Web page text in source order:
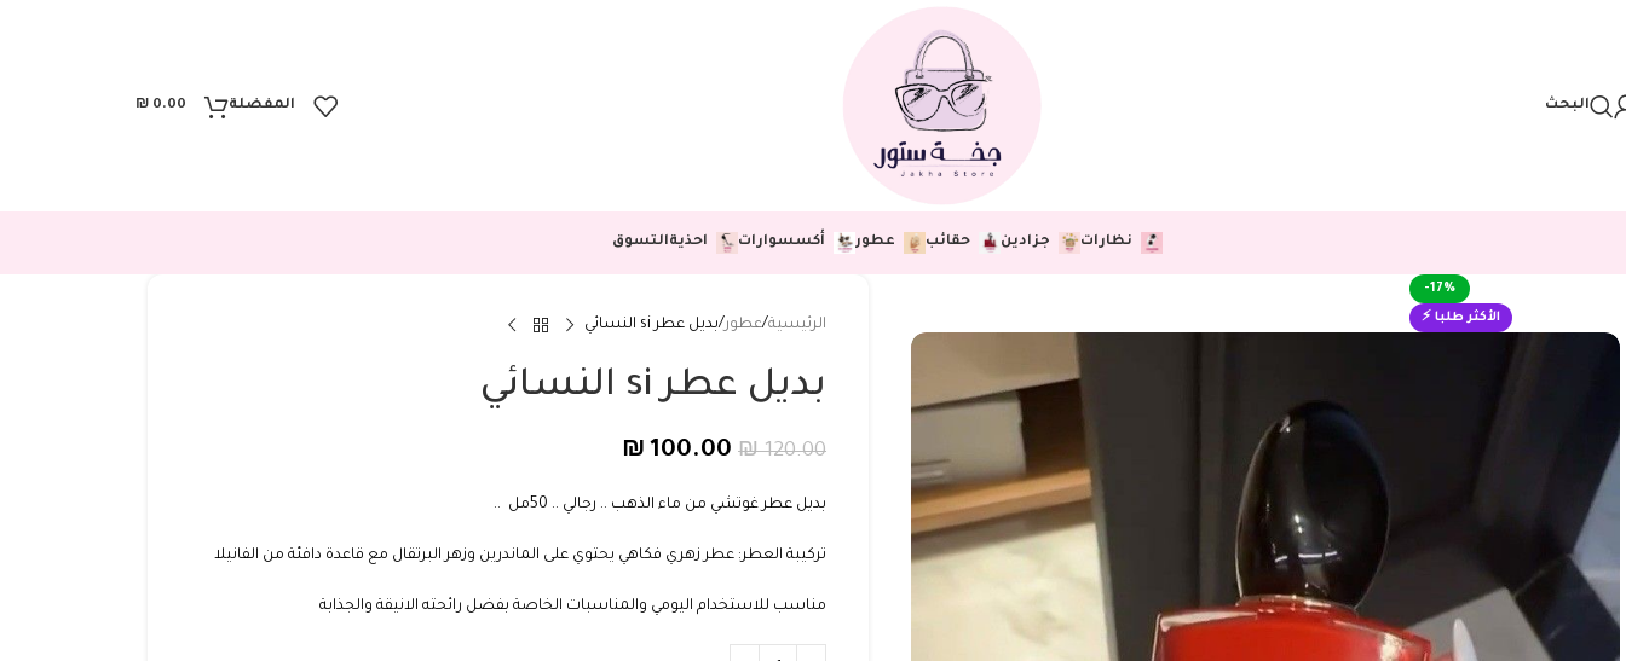
البحث المفضلة ₪ 0.00
نظارات جزادين حقائب عطور أكسسوارات احذيةالتسوق
-17%
الأكثر طلبا ⚡
الرئيسية عطور بديل عطر si النسائي
بديل عطر si النسائي
₪120.00
₪ 100.00
بديل عطر غوتشي من ماء الذهب .. رجالي .. 50مل ..
تركيبة العطر: عطر زهري فكاهي يحتوي على الماندرين وزهر البرتقال مع قاعدة دافئة من الفانيلا
مناسب للاستخدام اليومي والمناسبات الخاصة بفضل رائحته الانيقة والجذابة